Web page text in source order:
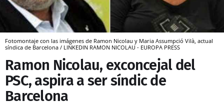
Fotomontaje con las imágenes de Ramon Nicolau y Maria Assumpció Vilà, actual
síndica de Barcelona / LINKEDIN RAMON NICOLAU - EUROPA PRESS
Ramon Nicolau, exconcejal del
PSC, aspira a ser síndic de
Barcelona